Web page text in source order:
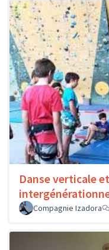
Danse verticale
Compagnie Izadora